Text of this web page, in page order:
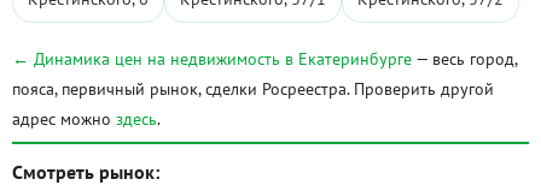
← Динамика цен на недвижимость в Екатеринбурге — весь город,
пояса, первичный рынок, сделки Росреестра. Проверить другой
адрес можно здесь.
Смотреть рынок: